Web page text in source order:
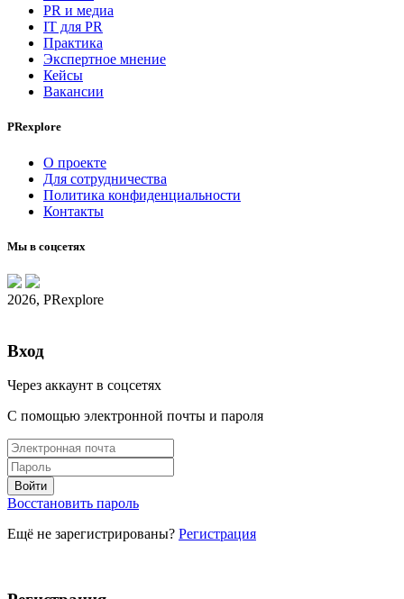
PR и медиа
IT для PR
Практика
Экспертное мнение
Кейсы
Вакансии
PRexplore
О проекте
Для сотрудничества
Политика конфиденциальности
Контакты
Мы в соцсетях
2026, PRexplore
Вход
Через аккаунт в соцсетях
С помощью электронной почты и пароля
Восстановить пароль
Ещё не зарегистрированы? Регистрация